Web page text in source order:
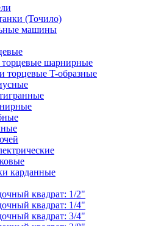
(Точило)
машины
шарнирные
торцевые T-образные
карданные
квадрат: 1/2"
квадрат: 1/4"
квадрат: 3/4"